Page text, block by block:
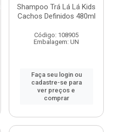
Shampoo Trá Lá Lá Kids
Cachos Definidos 480ml
Código: 108905
Embalagem: UN
Faça seu login ou
cadastre-se para
ver preços e
comprar